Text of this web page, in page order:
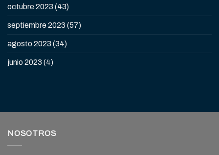
octubre 2023 (43)
septiembre 2023 (57)
agosto 2023 (34)
junio 2023 (4)
NOSOTROS